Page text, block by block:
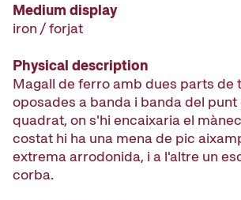
Medium display
iron / forjat
Physical description
Magall de ferro amb dues parts de
oposades a banda i banda del
quadrat, on s'hi encaixaria el
costat hi ha una mena de pic
extrema arrodonida, i a l'altre un
corba.